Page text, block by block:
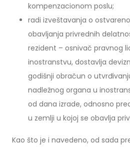
kompenzacionom poslu;
radi izveštavanja o
obavljanja privrednih
rezident – osnivač pravnog
inostranstvu, dostavlja
godišnji obračun o
nadležnog organa u
od dana izrade, odnosno
u zemlji u kojoj se obavlja
Kao što je i navedeno, od sada